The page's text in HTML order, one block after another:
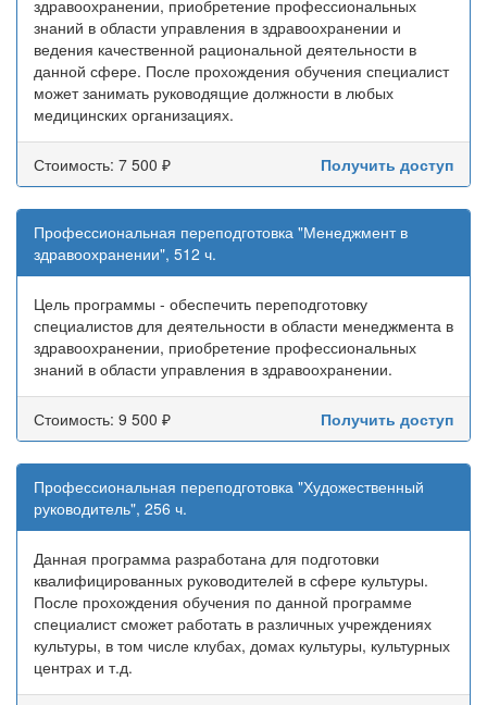
здравоохранении, приобретение профессиональных
знаний в области управления в здравоохранении и
ведения качественной рациональной деятельности в
данной сфере. После прохождения обучения специалист
может занимать руководящие должности в любых
медицинских организациях.
Стоимость: 7 500 ₽ Получить доступ
Профессиональная переподготовка "Менеджмент в
здравоохранении", 512 ч.
Цель программы - обеспечить переподготовку
специалистов для деятельности в области менеджмента в
здравоохранении, приобретение профессиональных
знаний в области управления в здравоохранении.
Стоимость: 9 500 ₽ Получить доступ
Профессиональная переподготовка "Художественный
руководитель", 256 ч.
Данная программа разработана для подготовки
квалифицированных руководителей в сфере культуры.
После прохождения обучения по данной программе
специалист сможет работать в различных учреждениях
культуры, в том числе клубах, домах культуры, культурных
центрах и т.д.